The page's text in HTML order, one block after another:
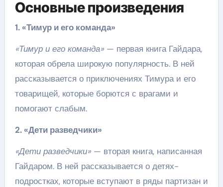
Основные произведения
1. «Тимур и его команда»
«Тимур и его команда»— первая книга Гайдара,
которая обрела широкую популярность. В ней
рассказывается о приключениях Тимура и его
товарищей, которые борются с врагами и
помогают слабым.
2. «Дети разведчики»
«Дети разведчики»— вторая книга, написанная
Гайдаром. В ней рассказывается о детях-
подростках, которые вступают в ряды партизан и